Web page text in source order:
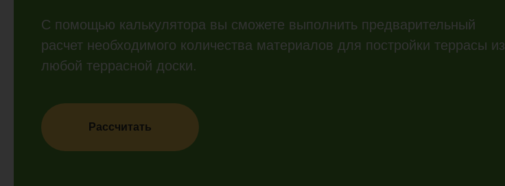
С помощью калькулятора вы сможете выполнить предварительный
расчет необходимого количества материалов для постройки террасы из
любой террасной доски.
Рассчитать